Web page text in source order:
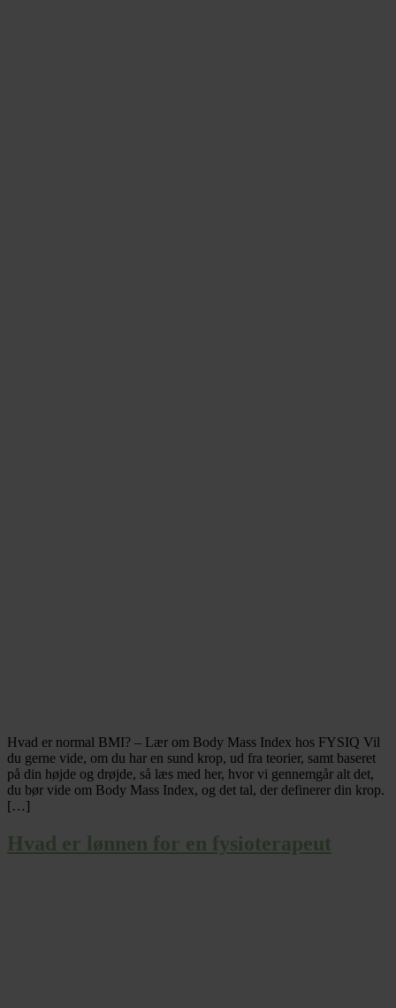
Hvad er normal BMI? – Lær om Body Mass Index hos FYSIQ Vil
du gerne vide, om du har en sund krop, ud fra teorier, samt baseret
på din højde og drøjde, så læs med her, hvor vi gennemgår alt det,
du bør vide om Body Mass Index, og det tal, der definerer din krop.
[…]
Hvad er lønnen for en fysioterapeut